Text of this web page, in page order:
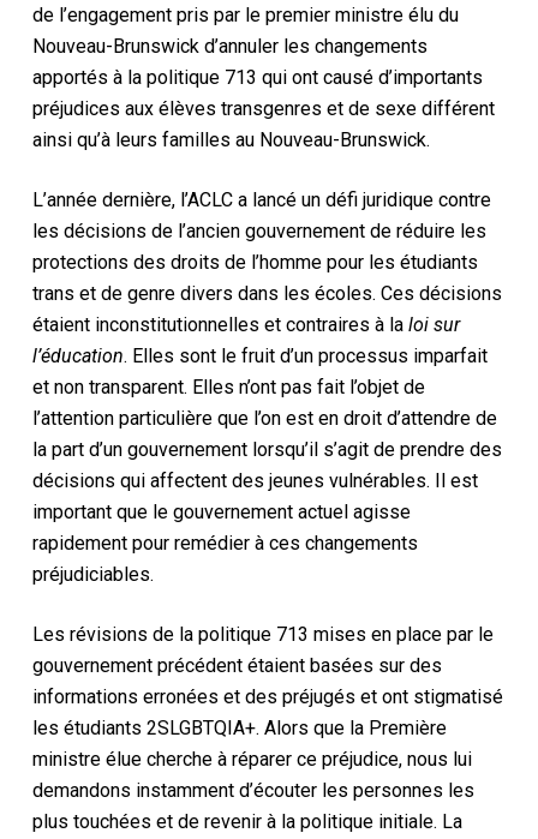
de l’engagement pris par le premier ministre élu du
Nouveau-Brunswick d’annuler les changements
apportés à la politique 713 qui ont causé d’importants
préjudices aux élèves transgenres et de sexe différent
ainsi qu’à leurs familles au Nouveau-Brunswick.
L’année dernière, l’ACLC a lancé un défi juridique contre
les décisions de l’ancien gouvernement de réduire les
protections des droits de l’homme pour les étudiants
trans et de genre divers dans les écoles. Ces décisions
étaient inconstitutionnelles et contraires à la loi sur
l’éducation. Elles sont le fruit d’un processus imparfait
et non transparent. Elles n’ont pas fait l’objet de
l’attention particulière que l’on est en droit d’attendre de
la part d’un gouvernement lorsqu’il s’agit de prendre des
décisions qui affectent des jeunes vulnérables. Il est
important que le gouvernement actuel agisse
rapidement pour remédier à ces changements
préjudiciables.
Les révisions de la politique 713 mises en place par le
gouvernement précédent étaient basées sur des
informations erronées et des préjugés et ont stigmatisé
les étudiants 2SLGBTQIA+. Alors que la Première
ministre élue cherche à réparer ce préjudice, nous lui
demandons instamment d’écouter les personnes les
plus touchées et de revenir à la politique initiale. La